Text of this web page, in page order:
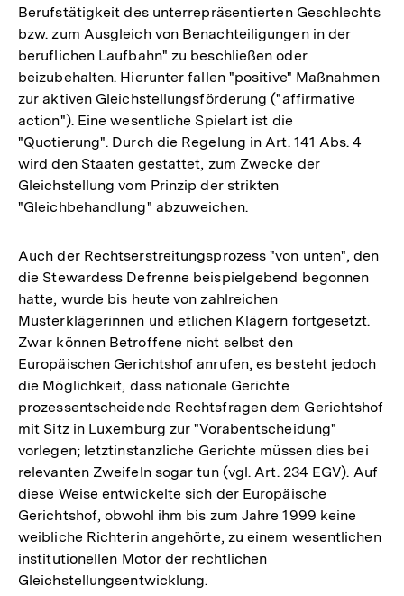
Berufstätigkeit des unterrepräsentierten Geschlechts
bzw. zum Ausgleich von Benachteiligungen in der
beruflichen Laufbahn" zu beschließen oder
beizubehalten. Hierunter fallen "positive" Maßnahmen
zur aktiven Gleichstellungsförderung ("affirmative
action"). Eine wesentliche Spielart ist die
"Quotierung". Durch die Regelung in Art. 141 Abs. 4
wird den Staaten gestattet, zum Zwecke der
Gleichstellung vom Prinzip der strikten
"Gleichbehandlung" abzuweichen.
Auch der Rechtserstreitungsprozess "von unten", den
die Stewardess Defrenne beispielgebend begonnen
hatte, wurde bis heute von zahlreichen
Musterklägerinnen und etlichen Klägern fortgesetzt.
Zwar können Betroffene nicht selbst den
Europäischen Gerichtshof anrufen, es besteht jedoch
die Möglichkeit, dass nationale Gerichte
prozessentscheidende Rechtsfragen dem Gerichtshof
mit Sitz in Luxemburg zur "Vorabentscheidung"
vorlegen; letztinstanzliche Gerichte müssen dies bei
relevanten Zweifeln sogar tun (vgl. Art. 234 EGV). Auf
diese Weise entwickelte sich der Europäische
Gerichtshof, obwohl ihm bis zum Jahre 1999 keine
weibliche Richterin angehörte, zu einem wesentlichen
institutionellen Motor der rechtlichen
Gleichstellungsentwicklung.